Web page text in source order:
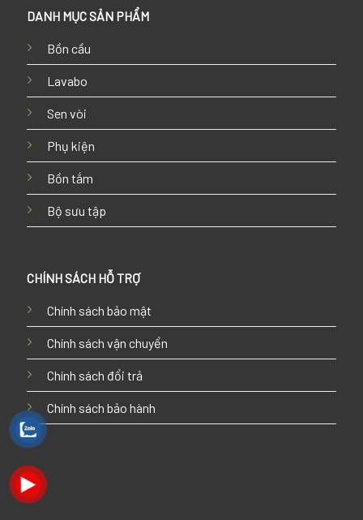
DANH MỤC SẢN PHẨM
Bồn cầu
Lavabo
Sen vòi
Phụ kiện
Bồn tắm
Bộ sưu tập
CHÍNH SÁCH HỖ TRỢ
Chính sách bảo mật
Chính sách vận chuyển
Chính sách đổi trả
Chính sách bảo hành